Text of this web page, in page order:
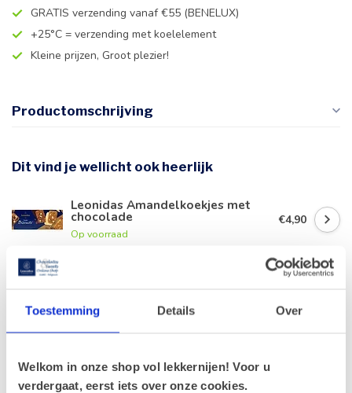
Toestemming Details Over
Welkom in onze shop vol lekkernijen! Voor u
verdergaat, eerst iets over onze cookies.
GRATIS verzending vanaf €55 (BENELUX)
+25°C = verzending met koelelement
Kleine prijzen, Groot plezier!
Productomschrijving
Dit vind je wellicht ook heerlijk
Leonidas Amandelkoekjes met
chocolade
Op voorraad
€4,90
Op voorraad
Leonidas Orangettes 250g
Op voorraad